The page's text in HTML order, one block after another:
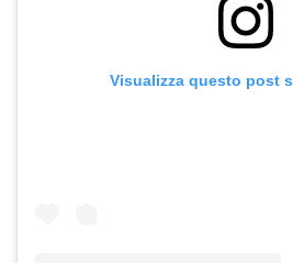
Visualizza questo post